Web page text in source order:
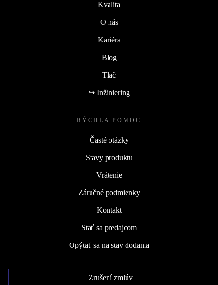
Kvalita
O nás
Kariéra
Blog
Tlač
↪ Inžiniering
RÝCHLA POMOC
Časté otázky
Stavy produktu
Vrátenie
Záručné podmienky
Kontakt
Stať sa predajcom
Opýtať sa na stav dodania
Zrušení zmlúv